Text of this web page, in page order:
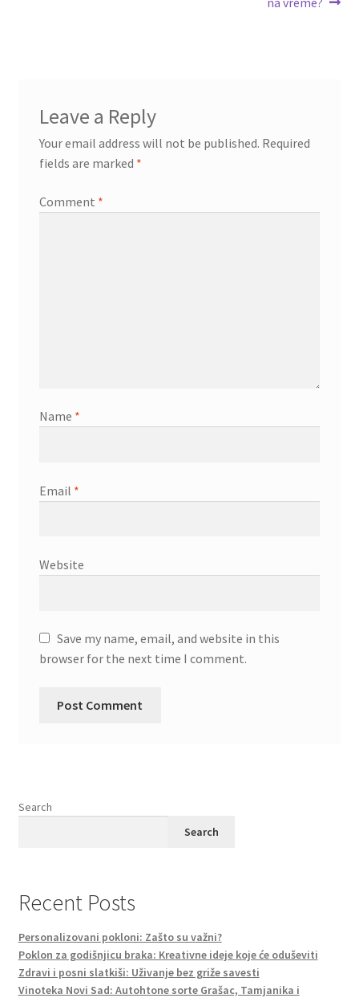
Leave a Reply
Your email address will not be published. Required
fields are marked *
Comment *
Name *
Email *
Website
Save my name, email, and website in this
browser for the next time I comment.
Search
Search
Recent Posts
Personalizovani pokloni: Zašto su važni?
Poklon za godišnjicu braka: Kreativne ideje koje će oduševiti
Zdravi i posni slatkiši: Uživanje bez griže savesti
Vinoteka Novi Sad: Autohtone sorte Grašac, Tamjanika i